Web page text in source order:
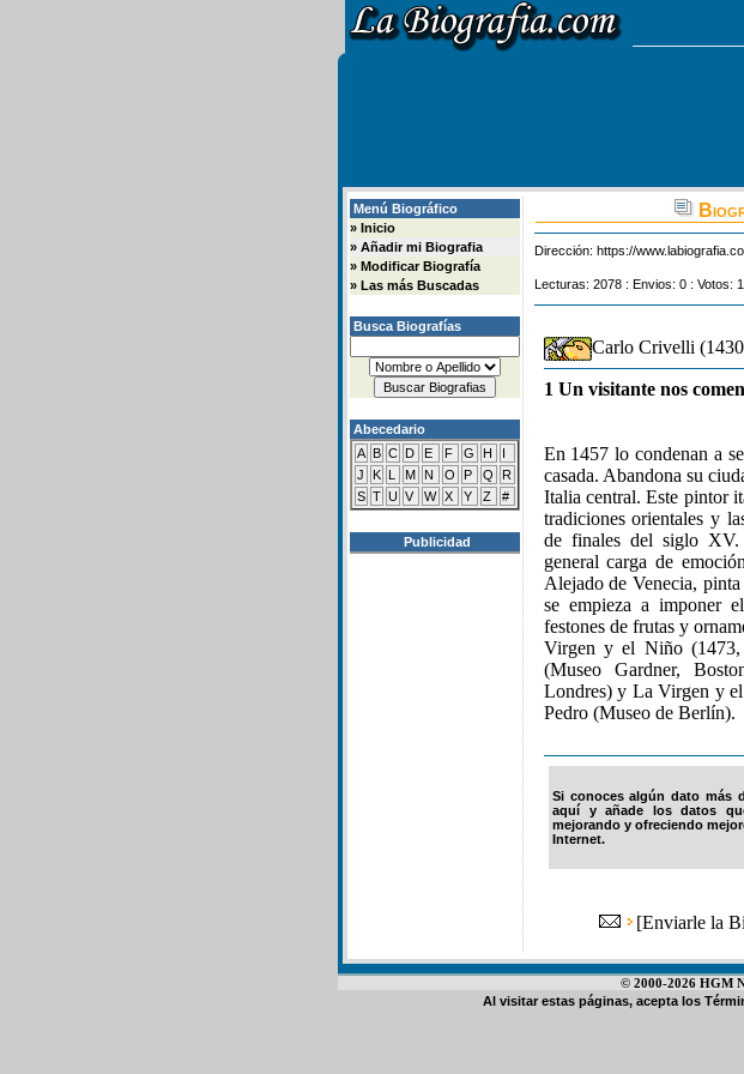
Menú Biográfico
» Inicio
» Añadir mi Biografia
» Modificar Biografía
» Las más Buscadas
Busca Biografías
Abecedario
A B C D E F G H
I
J
K L M N O P Q
R
S T U V W X Y Z #
Publicidad
Dirección: https://
Lecturas: 2078 : Envios: 0 : Votos:
Carlo Crivelli
1 Un visitante nos
En 1457 lo condenan a
casada. Abandona su
Italia central. Este pintor
tradiciones orientales y
de finales del siglo
general carga de
Alejado de Venecia,
se empieza a imponer
festones de frutas y
Virgen y el Niño (1473,
(Museo Gardner,
Londres) y La Virgen y
Pedro (Museo de Berlín).
Si conoces algún dato más
aquí y añade los datos
mejorando y ofreciendo
Internet.
[Enviarle la
© 2000-2026 HGM
Al visitar estas páginas, acepta los